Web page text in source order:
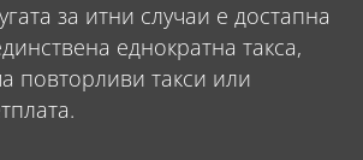
за итни случаи е достапна
еднократна такса,
повторливи такси или